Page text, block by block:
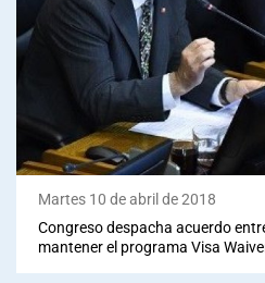
Martes 10 de abril de 2018
Congreso despacha acuerdo
mantener el programa Visa